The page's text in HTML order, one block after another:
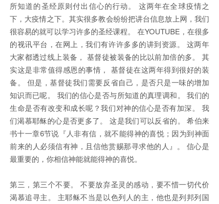
所知道的圣经原则付出信心的行动。 这两年在全球疫情之
下，大疫情之下。其实很多教会纷纷把讲台信息放上网，我们
很容易的就可以学习许多的圣经课程。 在YOUTUBE，在很多
的视讯平台，在网上，我们有许许多多的讲到资源。 这两年
大家都透过线上装备， 基督徒被装备的比以前加倍的多。 其
实这是非常值得感恩的事情， 基督徒在这两年得到很好的装
备。 但是，基督徒我们需要反省自己，是否只是一味的增加
知识而已呢。 我们的信心是否与所知道的真理调和。 我们的
生命是否有改变和成长呢？我们对神的信心是否有加深。 我
们渴慕耶稣的心是否更多了。 这是我们可以反省的。 希伯来
书十一章6节说『人非有信，就不能得神的喜悦；因为到神面
前来的人必须信有神，且信他赏赐那寻求他的人』。 信心是
最重要的，你相信神能就能得神的喜悦。
第三，第三个不要。 不要放弃圣灵的感动，要不惜一切代价
渴慕追寻主。 主耶稣不当是以色列人的主，他也是列邦列国